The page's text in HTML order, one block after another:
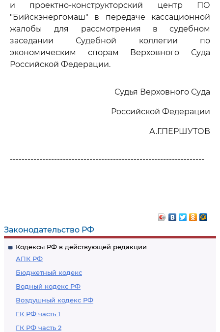
Законодательство РФ
Кодексы РФ в действующей редакции
АПК РФ
Бюджетный кодекс
Водный кодекс РФ
Воздушный кодекс РФ
ГК РФ часть 1
ГК РФ часть 2
и проектно-конструкторский центр ПО
"Бийскэнергомаш" в передаче кассационной
жалобы для рассмотрения в судебном
заседании Судебной коллегии по
экономическим спорам Верховного Суда
Российской Федерации.
Судья Верховного Суда
Российской Федерации
А.Г.ПЕРШУТОВ
------------------------------------------------------------------